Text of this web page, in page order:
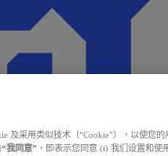
及采用类似技术（“Cookie”），以使您
“我同意” ，即表示您同意 (i) 我们设置和使